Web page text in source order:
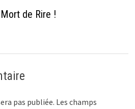
de Rire !
pas publiée. Les champs